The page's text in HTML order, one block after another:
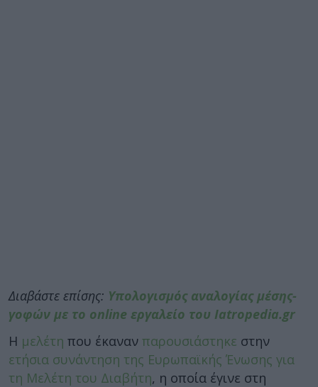
Διαβάστε επίσης: Υπολογισμός αναλογίας μέσης-
γοφών με το online εργαλείο του Iatropedia.gr
Η μελέτη που έκαναν παρουσιάστηκε στην
ετήσια συνάντηση της Ευρωπαϊκής Ένωσης για
τη Μελέτη του Διαβήτη, η οποία έγινε στη